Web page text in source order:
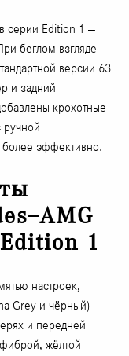
серии Edition 1 —
беглом взгляде
версии 63
и задний
крохотные
ручной
более эффективно.
1
настроек,
Grey и чёрный)
и передней
жёлтой